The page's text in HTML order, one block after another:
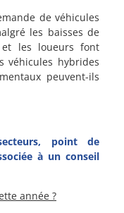
de véhicules
les baisses de
les loueurs font
véhicules hybrides
peuvent-ils
point de
à un conseil
année ?